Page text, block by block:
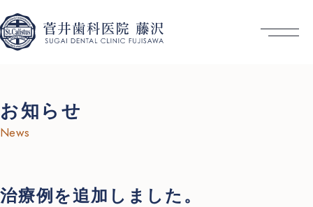
お知らせ
News
治療例を追加しました。